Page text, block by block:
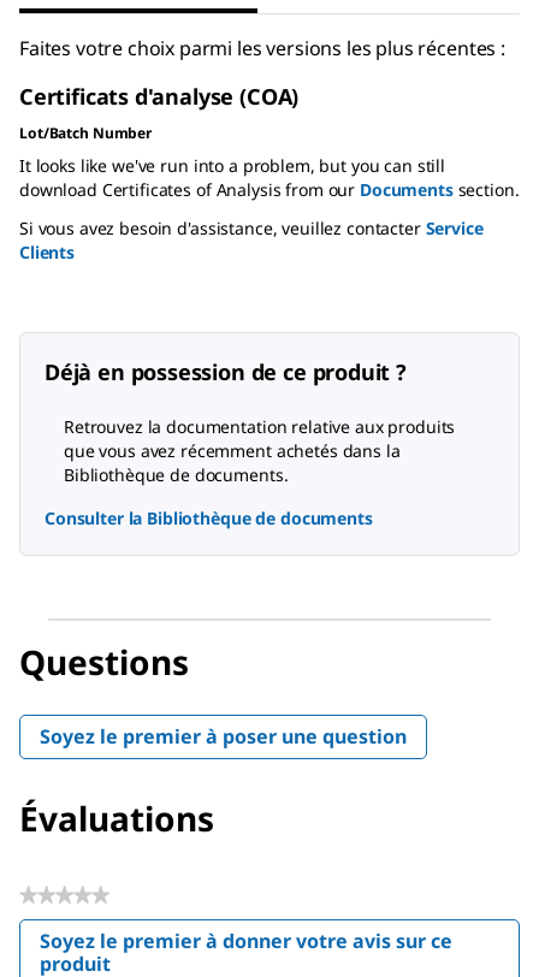
Faites votre choix parmi les versions les plus récentes :
Certificats d'analyse (COA)
Lot/Batch Number
It looks like we've run into a problem, but you can still
download Certificates of Analysis from our Documentssection.
Si vous avez besoin d'assistance, veuillez contacter Service
Clients
Déjà en possession de ce produit ?
Retrouvez la documentation relative aux produits
que vous avez récemment achetés dans la
Bibliothèque de documents.
Consulter la Bibliothèque de documents
Questions
Soyez le premier à poser une question
Évaluations
★★★★★
Aucune
valeur
Soyez le premier à donner votre avis sur ce
produit